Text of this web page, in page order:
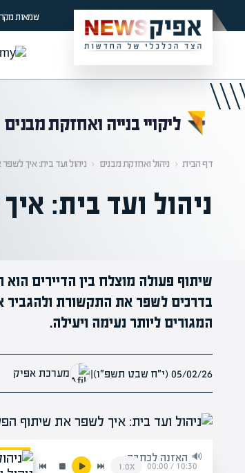
שמאות
ליקויי בנייה ואחזקת מבנים
דף הבית ‹ ניהול ואחזקת מבנים ‹ ניהול ועד בית: איך
ניהול ועד בית:
שיתוף פעולה מוצלח בין הדיירים
בדרכים לשפר את התקשורת ולהגביר
המגורים ליותר נעימה ויעילה.
05/02/26 (י״ח שבט תשפ״ו) | מערכת אפיק
האזנה לכתבה:
10:30
/
00:00
1.0x